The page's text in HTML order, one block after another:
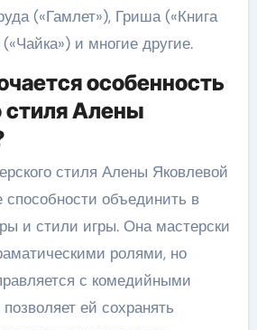
(«Гамлет»), Гриша («Книга
и многие другие.
особенность
стиля Алены
стиля Алены Яковлевой
способности объединить в
и стили игры. Она мастерски
ролями, но
с комедийными
ей сохранять